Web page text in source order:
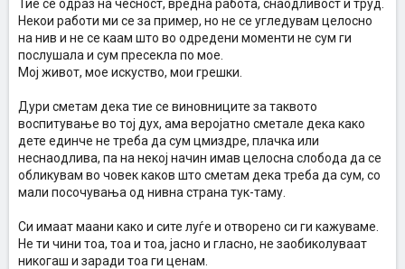
Тие се одраз на чесност, вредна работа, снаодливост и труд.
Некои работи ми се за пример, но не се угледувам целосно
на нив и не се каам што во одредени моменти не сум ги
послушала и сум пресекла по мое.
Мој живот, мое искуство, мои грешки.
Дури сметам дека тие се виновниците за таквото
воспитување во тој дух, ама веројатно сметале дека како
дете единче не треба да сум цмиздре, плачка или
неснаодлива, па на некој начин имав целосна слобода да се
обликувам во човек каков што сметам дека треба да сум, со
мали посочувања од нивна страна тук-таму.
Си имаат маани како и сите луѓе и отворено си ги кажуваме.
Не ти чини тоа, тоа и тоа, јасно и гласно, не заобиколуваат
никогаш и заради тоа ги ценам.